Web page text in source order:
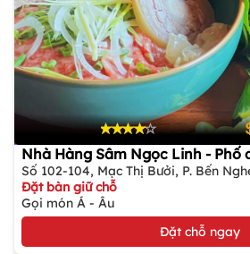
Nhà Hàng Sâm Ngọc Linh - Phố
Số 102-104, Mạc Thị Bưởi, P. Bến
Đặt bàn giữ chỗ
Gọi món Á - Âu
Đặt chỗ ngay